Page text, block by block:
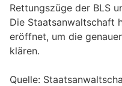
Rettungszüge der BLS
Die Staatsanwaltschaft
eröffnet, um die
klären.
Quelle: